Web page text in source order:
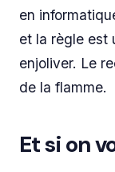
en
et la règle est
enjoliver. Le
de la flamme.
Et si on